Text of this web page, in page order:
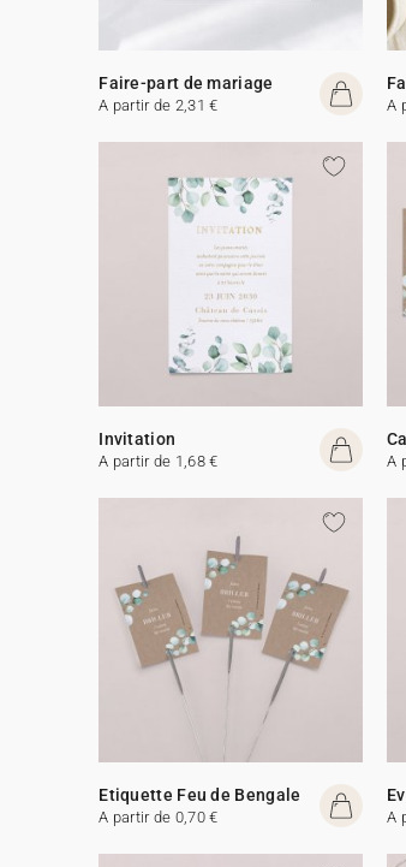
Faire-part de mariage
A partir de 2,31 € A
Invitation
A partir de 1,68 € A
Etiquette Feu de Bengale
A partir de 0,70 € A